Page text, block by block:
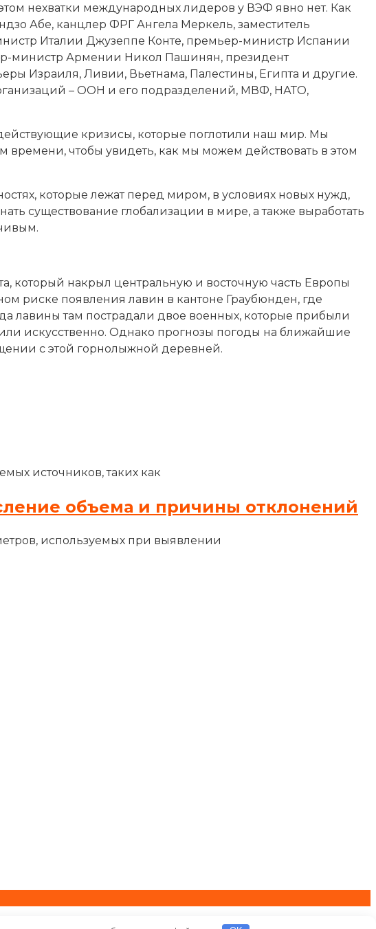
нехватки международных лидеров у ВЭФ явно нет. Как
Абе, канцлер ФРГ Ангела Меркель, заместитель
Италии Джузеппе Конте, премьер-министр Испании
министр Армении Никол Пашинян, президент
Израиля, Ливии, Вьетнама, Палестины, Египта и другие.
– ООН и его подразделений, МВФ, НАТО,
кризисы, которые поглотили наш мир. Мы
чтобы увидеть, как мы можем действовать в этом
которые лежат перед миром, в условиях новых нужд,
существование глобализации в мире, а также выработать
который накрыл центральную и восточную часть Европы
риске появления лавин в кантоне Граубюнден, где
лавины там пострадали двое военных, которые прибыли
искусственно. Однако прогнозы погоды на ближайшие
с этой горнолыжной деревней.
источников, таких как
объема и причины отклонений
используемых при выявлении